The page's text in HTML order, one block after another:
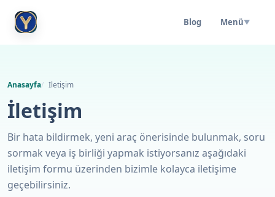
Blog Menü▼
Anasayfa İletişim
İletişim
Bir hata bildirmek, yeni araç önerisinde bulunmak, soru
sormak veya iş birliği yapmak istiyorsanız aşağıdaki
iletişim formu üzerinden bizimle kolayca iletişime
geçebilirsiniz.